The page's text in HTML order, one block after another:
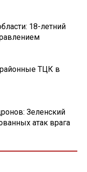
18-летний
ТЦК в
Зеленский
атак врага